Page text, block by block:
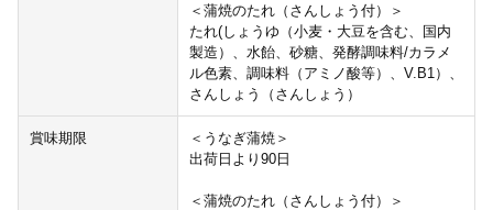
＜蒲焼のたれ（さんしょう付）＞
たれ(しょうゆ（小麦・大豆を含む、国内
製造）、水飴、砂糖、発酵調味料/カラメ
ル色素、調味料（アミノ酸等）、V.B1）、
さんしょう（さんしょう）
賞味期限
＜うなぎ蒲焼＞
出荷日より90日
＜蒲焼のたれ（さんしょう付）＞